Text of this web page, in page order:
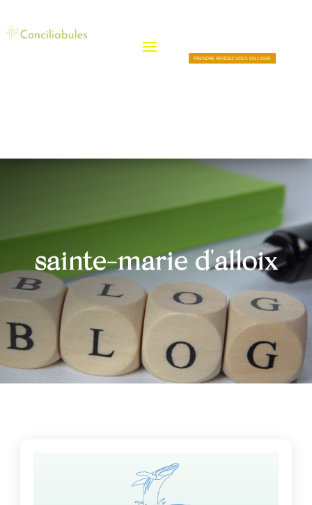
PRENDRE RENDEZ-VOUS EN LIGNE
sainte-marie d'alloix